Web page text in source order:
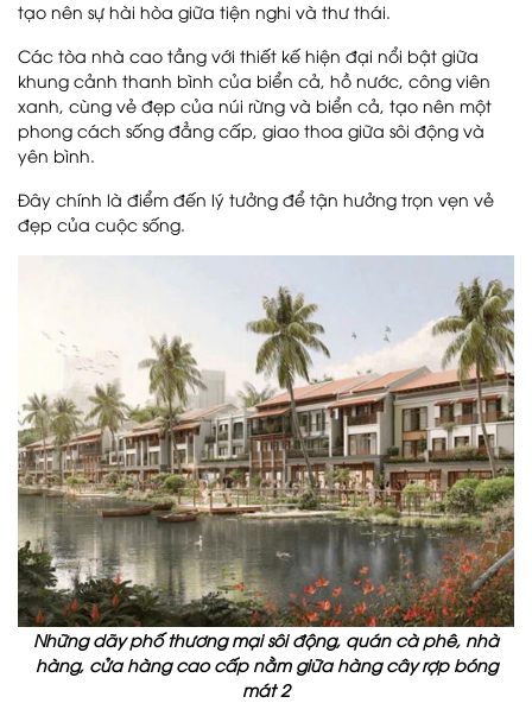
tạo nên sự hài hòa giữa tiện nghi và thư thái.
Các tòa nhà cao tầng với thiết kế hiện đại nổi bật giữa
khung cảnh thanh bình của biển cả, hồ nước, công viên
xanh, cùng vẻ đẹp của núi rừng và biển cả, tạo nên một
phong cách sống đẳng cấp, giao thoa giữa sôi động và
yên bình.
Đây chính là điểm đến lý tưởng để tận hưởng trọn vẹn vẻ
đẹp của cuộc sống.
Những dãy phố thương mại sôi động, quán cà phê, nhà
hàng, cửa hàng cao cấp nằm giữa hàng cây rợp bóng
mát 2